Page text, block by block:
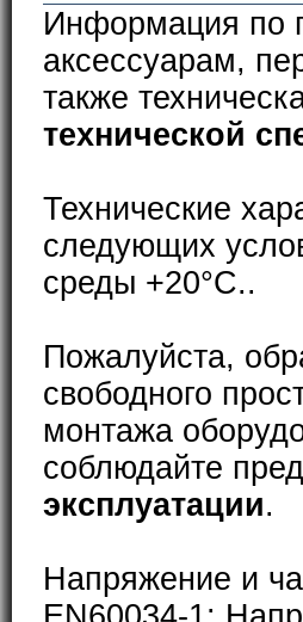
Информация по
аксессуарам,
также
технической
Технические
следующих
среды +20°С..
Пожалуйста,
свободного
монтажа
соблюдайте
эксплуатации.
Напряжение и